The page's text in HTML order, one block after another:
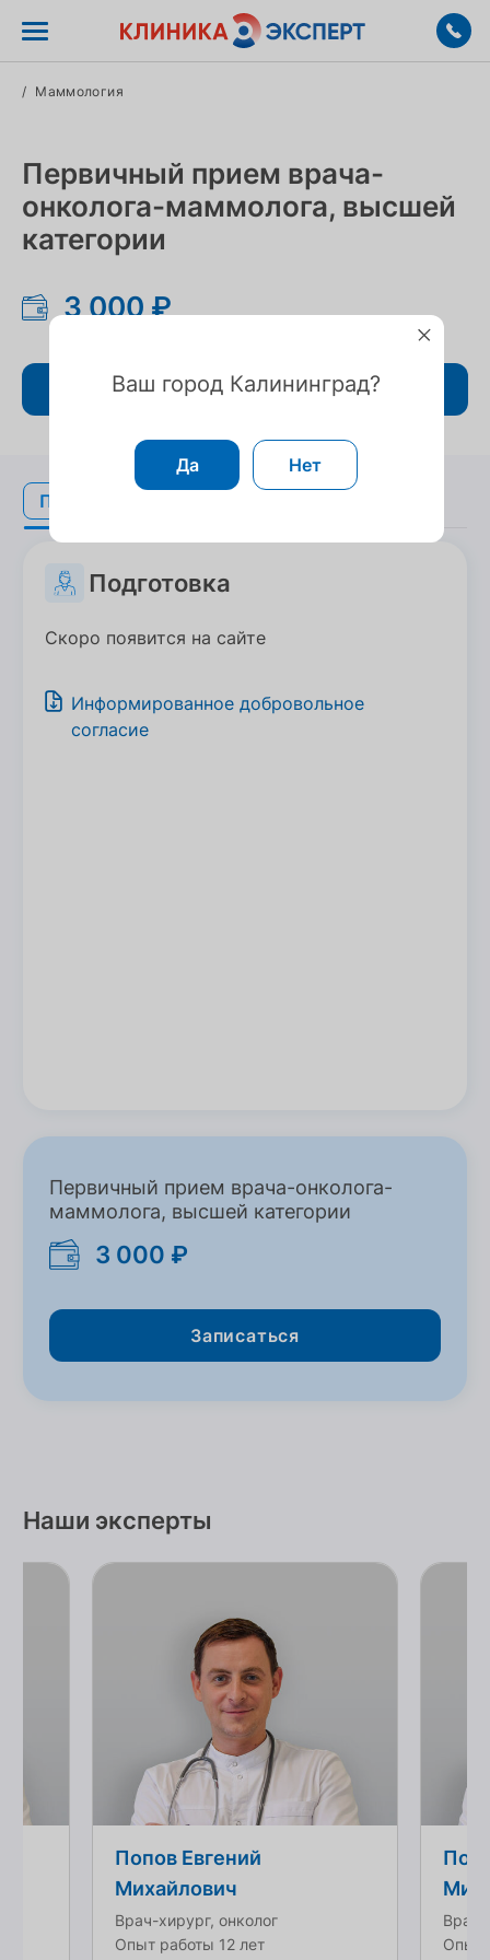
/ Маммология
Первичный прием врача-
онколога-маммолога, высшей
категории
3 000 ₽
Записаться
Подготовка
Подготовка
Подготовка
Скоро появится на сайте
Информированное добровольное
согласие
Первичный прием врача-онколога-
маммолога, высшей категории
3 000 ₽
Записаться
Наши эксперты
Попов Евгений
Михайлович
Врач-хирург, онколог
Опыт работы 12 лет
Врач-
Опыт
Ваш город Калининград?
Да Нет